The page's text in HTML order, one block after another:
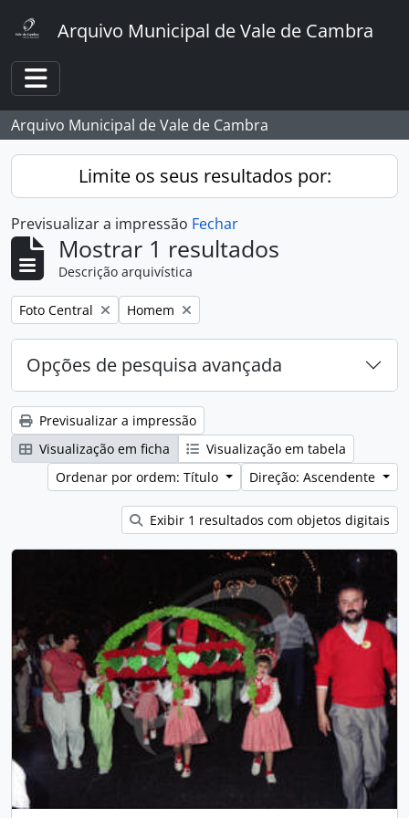
Arquivo Municipal de Vale de Cambra
Toggle navigation
Arquivo Municipal de Vale de Cambra
Limite os seus resultados por:
Previsualizar a impressão Fechar
Mostrar 1 resultados
Descrição arquivística
Remover filtro:
Foto Central Remover filtro:
Homem
Opções de pesquisa avançada
Previsualizar a impressão
Visualização em ficha
Visualização em tabela
Ordenar por ordem: Título
Direção: Ascendente
Exibir 1 resultados com objetos digitais